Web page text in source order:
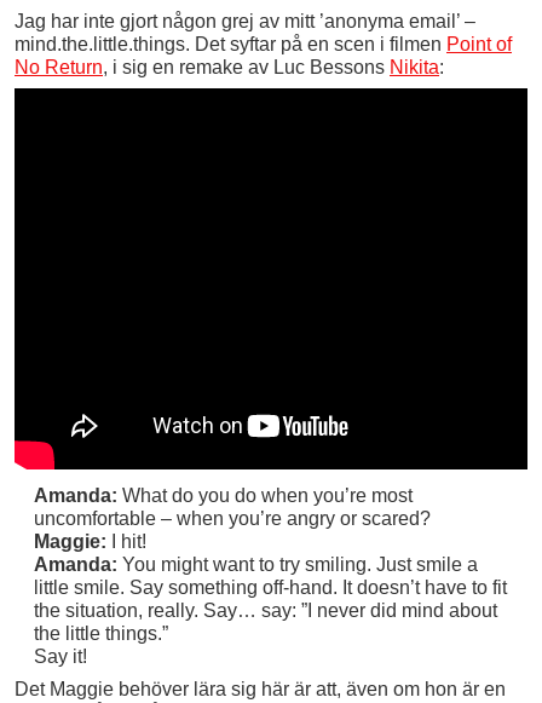
Jag har inte gjort någon grej av mitt ’anonyma email’ –
mind.the.little.things. Det syftar på en scen i filmen Point of
No Return, i sig en remake av Luc Bessons Nikita:
Amanda: What do you do when you’re most
uncomfortable – when you’re angry or scared?
Maggie: I hit!
Amanda: You might want to try smiling. Just smile a
little smile. Say something off-hand. It doesn’t have to fit
the situation, really. Say… say: ”I never did mind about
the little things.”
Say it!
Det Maggie behöver lära sig här är att, även om hon är en